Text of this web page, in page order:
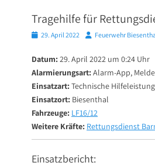
Tragehilfe für
Posted29. April 2022 AutorFeuerwehr
Datum: 29. April 2022 um 0:24 Uhr
Alarmierungsart: Alarm-App,
Einsatzart: Technische
Einsatzort: Biesenthal
Fahrzeuge: LF16/12
Weitere Kräfte: Rettungsdienst
Einsatzbericht: